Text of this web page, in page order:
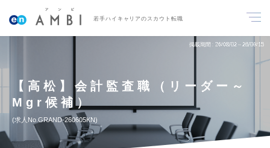
若手ハイキャリアのスカウト転職
掲載期間 26/08/02～26/08/15
【高松】会計監査職（リーダー～
Mgr候補）
求人No.GRAND-260605KN